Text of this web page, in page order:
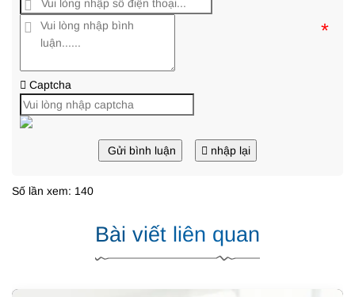
*
Captcha
Gửi bình luận nhập lại
Số lần xem: 140
Bài viết liên quan